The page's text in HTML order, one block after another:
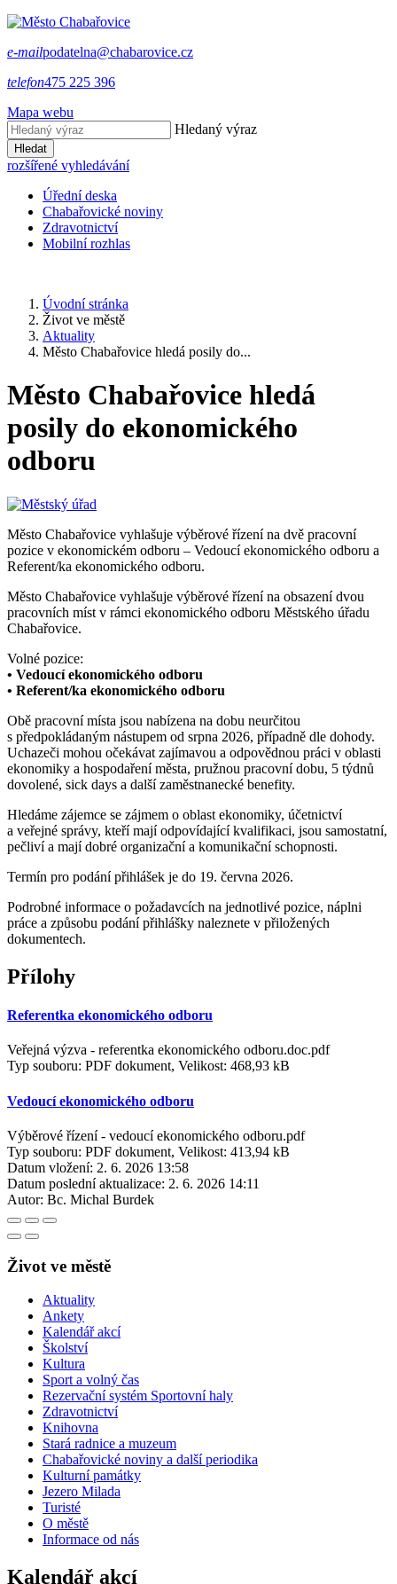
e-mailpodatelna@chabarovice.cz
telefon475 225 396
Mapa webu
Hledaný výraz
Hledat
rozšířené vyhledávání
Úřední deska
Chabařovické noviny
Zdravotnictví
Mobilní rozhlas
Úvodní stránka
Život ve městě
Aktuality
Město Chabařovice hledá posily do...
Město Chabařovice hledá
posily do ekonomického
odboru
Město Chabařovice vyhlašuje výběrové řízení na dvě pracovní
pozice v ekonomickém odboru – Vedoucí ekonomického odboru a
Referent/ka ekonomického odboru.
Město Chabařovice vyhlašuje výběrové řízení na obsazení dvou
pracovních míst v rámci ekonomického odboru Městského úřadu
Chabařovice.
Volné pozice:
• Vedoucí ekonomického odboru
• Referent/ka ekonomického odboru
Obě pracovní místa jsou nabízena na dobu neurčitou
s předpokládaným nástupem od srpna 2026, případně dle dohody.
Uchazeči mohou očekávat zajímavou a odpovědnou práci v oblasti
ekonomiky a hospodaření města, pružnou pracovní dobu, 5 týdnů
dovolené, sick days a další zaměstnanecké benefity.
Hledáme zájemce se zájmem o oblast ekonomiky, účetnictví
a veřejné správy, kteří mají odpovídající kvalifikaci, jsou samostatní,
pečliví a mají dobré organizační a komunikační schopnosti.
Termín pro podání přihlášek je do 19. června 2026.
Podrobné informace o požadavcích na jednotlivé pozice, náplni
práce a způsobu podání přihlášky naleznete v přiložených
dokumentech.
Přílohy
Referentka ekonomického odboru
Veřejná výzva - referentka ekonomického odboru.doc.pdf
Typ souboru: PDF dokument, Velikost: 468,93 kB
Vedoucí ekonomického odboru
Výběrové řízení - vedoucí ekonomického odboru.pdf
Typ souboru: PDF dokument, Velikost: 413,94 kB
Datum vložení: 2. 6. 2026 13:58
Datum poslední aktualizace: 2. 6. 2026 14:11
Autor: Bc. Michal Burdek
Život ve městě
Aktuality
Ankety
Kalendář akcí
Školství
Kultura
Sport a volný čas
Rezervační systém Sportovní haly
Zdravotnictví
Knihovna
Stará radnice a muzeum
Chabařovické noviny a další periodika
Kulturní památky
Jezero Milada
Turisté
O městě
Informace od nás
Kalendář akcí